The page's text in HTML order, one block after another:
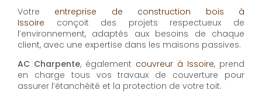
Votre entreprise de construction bois à
Issoire conçoit des projets respectueux de
l’environnement, adaptés aux besoins de chaque
client, avec une expertise dans les maisons passives.
AC Charpente, également couvreur à Issoire, prend
en charge tous vos travaux de couverture pour
assurer l’étanchéité et la protection de votre toit.